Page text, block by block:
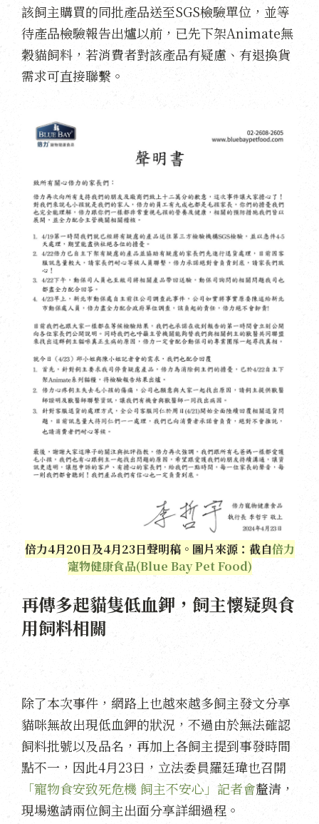
該飼主購買的同批產品送至SGS檢驗單位，並等
待產品檢驗報告出爐以前，已先下架Animate無
穀貓飼料，若消費者對該產品有疑慮、有退換貨
需求可直接聯繫。
倍力4月20日及4月23日聲明稿。圖片來源：截自倍力
寵物健康食品(Blue Bay Pet Food)
再傳多起貓隻低血鉀，飼主懷疑與食
用飼料相關
除了本次事件，網路上也越來越多飼主發文分享
貓咪無故出現低血鉀的狀況，不過由於無法確認
飼料批號以及品名，再加上各飼主提到事發時間
點不一，因此4月23日，立法委員羅廷瑋也召開
「寵物食安致死危機 飼主不安心」記者會釐清，
現場邀請兩位飼主出面分享詳細過程。